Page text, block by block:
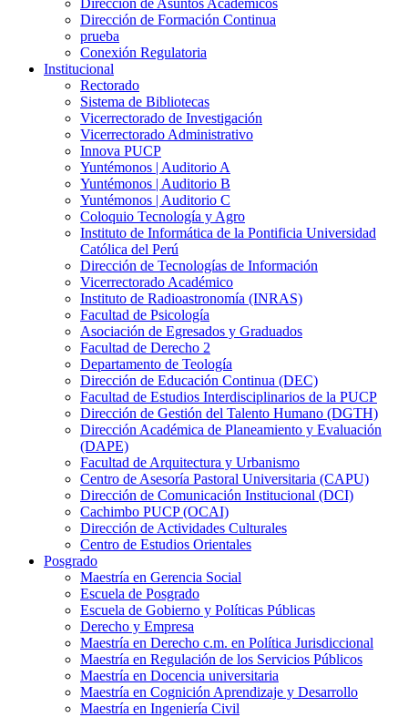
Dirección de Asuntos Académicos
Dirección de Formación Continua
prueba
Conexión Regulatoria
Institucional
Rectorado
Sistema de Bibliotecas
Vicerrectorado de Investigación
Vicerrectorado Administrativo
Innova PUCP
Yuntémonos | Auditorio A
Yuntémonos | Auditorio B
Yuntémonos | Auditorio C
Coloquio Tecnología y Agro
Instituto de Informática de la Pontificia Universidad
Católica del Perú
Dirección de Tecnologías de Información
Vicerrectorado Académico
Instituto de Radioastronomía (INRAS)
Facultad de Psicología
Asociación de Egresados y Graduados
Facultad de Derecho 2
Departamento de Teología
Dirección de Educación Continua (DEC)
Facultad de Estudios Interdisciplinarios de la PUCP
Dirección de Gestión del Talento Humano (DGTH)
Dirección Académica de Planeamiento y Evaluación
(DAPE)
Facultad de Arquitectura y Urbanismo
Centro de Asesoría Pastoral Universitaria (CAPU)
Dirección de Comunicación Institucional (DCI)
Cachimbo PUCP (OCAI)
Dirección de Actividades Culturales
Centro de Estudios Orientales
Posgrado
Maestría en Gerencia Social
Escuela de Posgrado
Escuela de Gobierno y Políticas Públicas
Derecho y Empresa
Maestría en Derecho c.m. en Política Jurisdiccional
Maestría en Regulación de los Servicios Públicos
Maestría en Docencia universitaria
Maestría en Cognición Aprendizaje y Desarrollo
Maestría en Ingeniería Civil